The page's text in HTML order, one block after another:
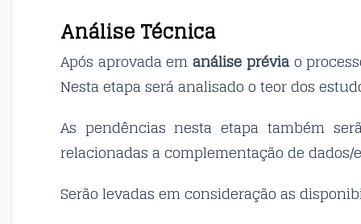
Análise Técnica
Após aprovada emanálise préviao
Nesta etapa será analisado o teor dos
As pendências nesta etapa também
relacionadas a complementação de dados/
Serão levadas em consideração as